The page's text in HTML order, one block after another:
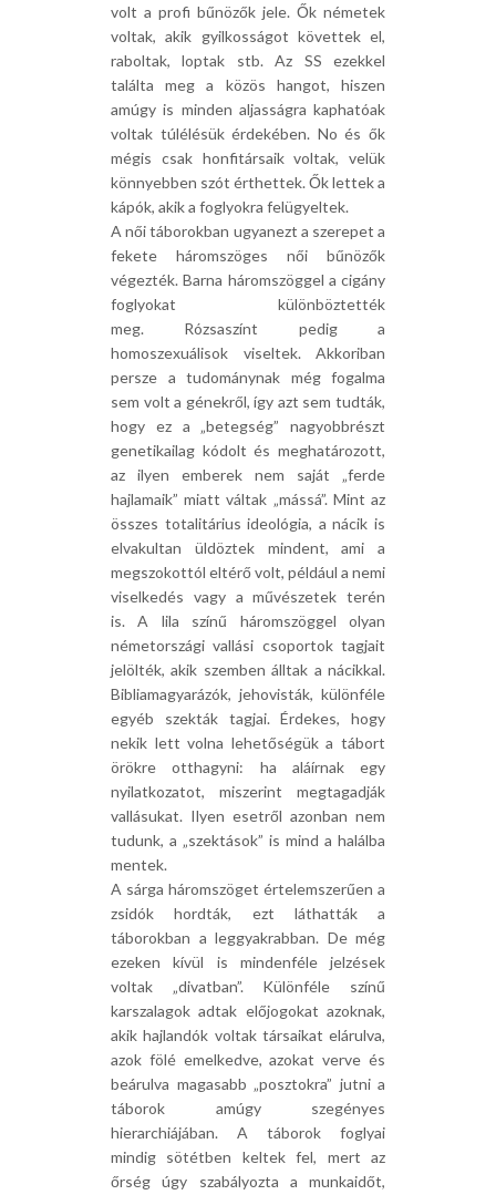
volt a profi bűnözők jele. Ők németek
voltak, akik gyilkosságot követtek el,
raboltak, loptak stb. Az SS ezekkel
találta meg a közös hangot, hiszen
amúgy is minden aljasságra kaphatóak
voltak túlélésük érdekében. No és ők
mégis csak honfitársaik voltak, velük
könnyebben szót érthettek. Ők lettek a
kápók, akik a foglyokra felügyeltek.
A női táborokban ugyanezt a szerepet a
fekete háromszöges női bűnözők
végezték. Barna háromszöggel a cigány
foglyokat különböztették
meg. Rózsaszínt pedig a
homoszexuálisok viseltek. Akkoriban
persze a tudománynak még fogalma
sem volt a génekről, így azt sem tudták,
hogy ez a „betegség” nagyobbrészt
genetikailag kódolt és meghatározott,
az ilyen emberek nem saját „ferde
hajlamaik” miatt váltak „mássá”. Mint az
összes totalitárius ideológia, a nácik is
elvakultan üldöztek mindent, ami a
megszokottól eltérő volt, például a nemi
viselkedés vagy a művészetek terén
is. A lila színű háromszöggel olyan
németországi vallási csoportok tagjait
jelölték, akik szemben álltak a nácikkal.
Bibliamagyarázók, jehovisták, különféle
egyéb szekták tagjai. Érdekes, hogy
nekik lett volna lehetőségük a tábort
örökre otthagyni: ha aláírnak egy
nyilatkozatot, miszerint megtagadják
vallásukat. Ilyen esetről azonban nem
tudunk, a „szektások” is mind a halálba
mentek.
A sárga háromszöget értelemszerűen a
zsidók hordták, ezt láthatták a
táborokban a leggyakrabban. De még
ezeken kívül is mindenféle jelzések
voltak „divatban”. Különféle színű
karszalagok adtak előjogokat azoknak,
akik hajlandók voltak társaikat elárulva,
azok fölé emelkedve, azokat verve és
beárulva magasabb „posztokra” jutni a
táborok amúgy szegényes
hierarchiájában. A táborok foglyai
mindig sötétben keltek fel, mert az
őrség úgy szabályozta a munkaidőt,